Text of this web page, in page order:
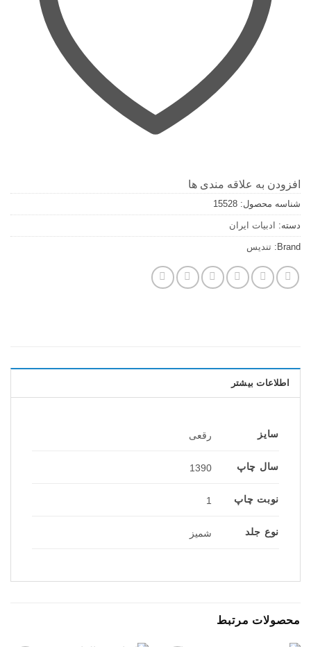
افزودن به علاقه مندی ها
شناسه محصول: 15528
دسته: ادبیات ایران
Brand: تندیس
اطلاعات بیشتر
سایز رقعی
سال چاپ 1390
نوبت چاپ 1
نوع جلد شمیز
محصولات مرتبط